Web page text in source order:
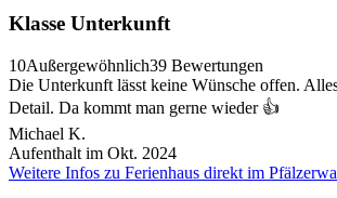
Klasse Unterkunft
10Außergewöhnlich39 Bewertungen
Die Unterkunft lässt keine Wünsche offen.
Detail. Da kommt man gerne wieder 👍
Michael K.
Aufenthalt im Okt. 2024
Weitere Infos zu Ferienhaus direkt im